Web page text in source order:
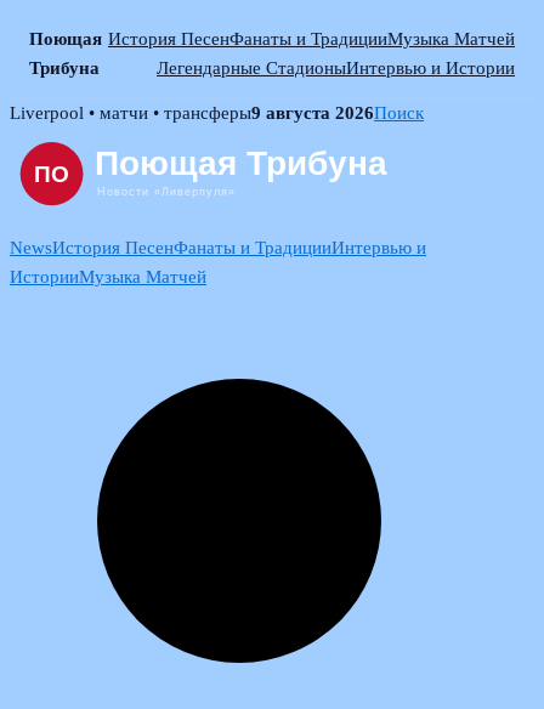
Поющая
Трибуна
История ПесенФанаты и ТрадицииМузыка Матчей
Легендарные СтадионыИнтервью и Истории
Skip
content
Liverpool • матчи • трансферы9 августа 2026Поиск
NewsИстория ПесенФанаты и ТрадицииИнтервью и
ИсторииМузыка Матчей